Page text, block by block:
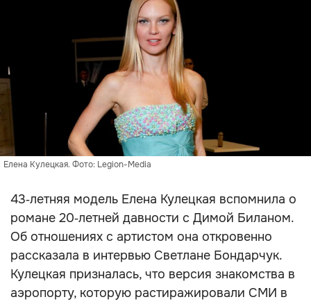
Елена Кулецкая. Фото: Legion-Media
43‑летняя модель Елена Кулецкая вспомнила о
романе 20‑летней давности с Димой Биланом.
Об отношениях с артистом она откровенно
рассказала в интервью Светлане Бондарчук.
Кулецкая призналась, что версия знакомства в
аэропорту, которую растиражировали СМИ в